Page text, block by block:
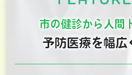
市の健診から人間
予防医療を幅広